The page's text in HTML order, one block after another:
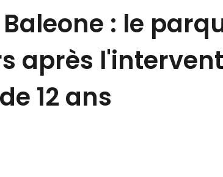
: le
après
12 ans